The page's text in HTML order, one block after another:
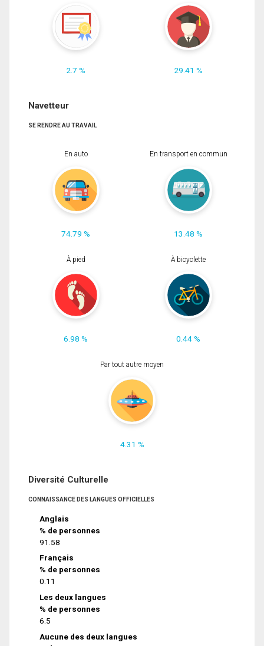
2.7 % 29.41 %
Navetteur
SE RENDRE AU TRAVAIL
En auto
74.79 %
En transport en commun
13.48 %
À pied
6.98 %
À bicyclette
0.44 %
Par tout autre moyen
4.31 %
Diversité Culturelle
CONNAISSANCE DES LANGUES OFFICIELLES
Anglais
% de personnes
91.58
Français
% de personnes
0.11
Les deux langues
% de personnes
6.5
Aucune des deux langues